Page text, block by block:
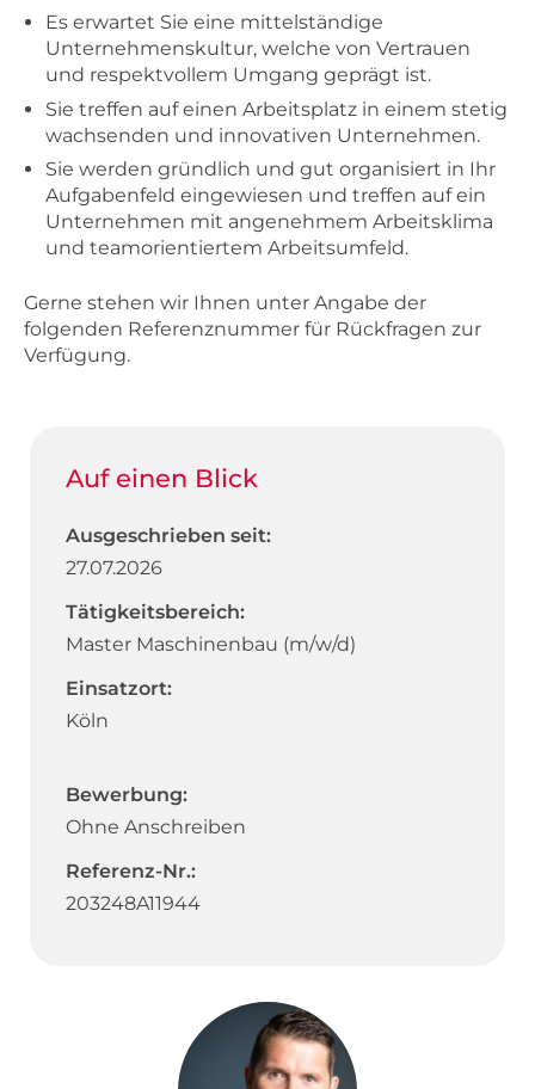
Es erwartet Sie eine mittelständige
Unternehmenskultur, welche von Vertrauen
und respektvollem Umgang geprägt ist.
Sie treffen auf einen Arbeitsplatz in einem stetig
wachsenden und innovativen Unternehmen.
Sie werden gründlich und gut organisiert in Ihr
Aufgabenfeld eingewiesen und treffen auf ein
Unternehmen mit angenehmem Arbeitsklima
und teamorientiertem Arbeitsumfeld.
Gerne stehen wir Ihnen unter Angabe der
folgenden Referenznummer für Rückfragen zur
Verfügung.
Auf einen Blick
Ausgeschrieben seit:
27.07.2026
Tätigkeitsbereich:
Master Maschinenbau (m/w/d)
Einsatzort:
Köln
Bewerbung:
Ohne Anschreiben
Referenz-Nr.:
203248A11944